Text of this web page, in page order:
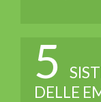
5
DELLE